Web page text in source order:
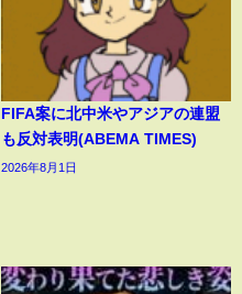
FIFA案に北中米やアジアの連盟
も反対表明(ABEMA TIMES)
2026年8月1日